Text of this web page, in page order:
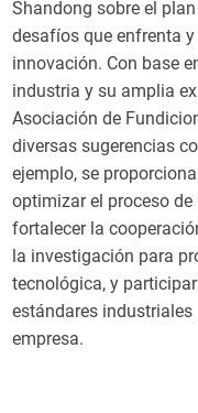
Shandong sobre el
desafíos que enfrenta
innovación. Con base
industria y su amplia
Asociación de
diversas sugerencias
ejemplo, se
optimizar el proceso
fortalecer la
la investigación para
tecnológica, y
estándares
empresa.